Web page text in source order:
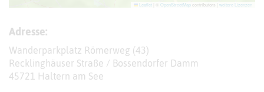
Leaflet OpenStreetMapcontributors | weitere Lizenzen
Adresse:
Wanderparkplatz Römerweg (43)
Recklinghäuser Straße / Bossendorfer Damm
45721 Haltern am See